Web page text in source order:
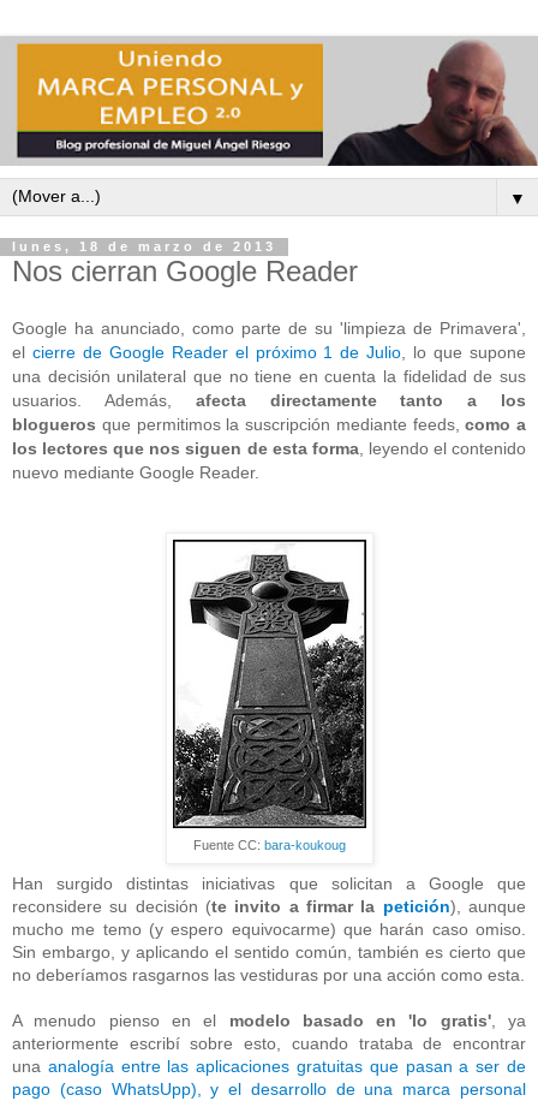
▼
lunes, 18 de marzo de 2013
Nos cierran Google Reader
Google ha anunciado, como parte de su 'limpieza de Primavera',
el cierre de Google Reader el próximo 1 de Julio, lo que supone
una decisión unilateral que no tiene en cuenta la fidelidad de sus
usuarios. Además, afecta directamente tanto a los
blogueros que permitimos la suscripción mediante feeds,como a
los lectores que nos siguen de esta forma, leyendo el contenido
nuevo mediante Google Reader.
Fuente CC: bara-koukoug
Han surgido distintas iniciativas que solicitan a Google que
reconsidere su decisión (te invito a firmar la petición), aunque
mucho me temo (y espero equivocarme) que harán caso omiso.
Sin embargo, y aplicando el sentido común, también es cierto que
no deberíamos rasgarnos las vestiduras por una acción como esta.
A menudo pienso en el modelo basado en 'lo gratis', ya
anteriormente escribí sobre esto, cuando trataba de encontrar
una analogía entre las aplicaciones gratuitas que pasan a ser de
pago (caso WhatsUpp), y el desarrollo de una marca personal